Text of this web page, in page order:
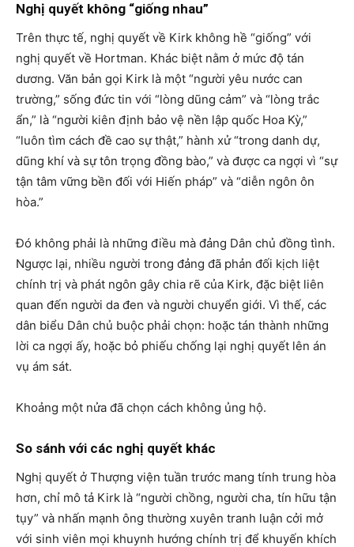
Nghị quyết không “giống nhau”
Trên thực tế, nghị quyết về Kirk không hề “giống” với
nghị quyết về Hortman. Khác biệt nằm ở mức độ tán
dương. Văn bản gọi Kirk là một “người yêu nước can
trường,” sống đức tin với “lòng dũng cảm” và “lòng trắc
ẩn,” là “người kiên định bảo vệ nền lập quốc Hoa Kỳ,”
“luôn tìm cách đề cao sự thật,” hành xử “trong danh dự,
dũng khí và sự tôn trọng đồng bào,” và được ca ngợi vì “sự
tận tâm vững bền đối với Hiến pháp” và “diễn ngôn ôn
hòa.”
Đó không phải là những điều mà đảng Dân chủ đồng tình.
Ngược lại, nhiều người trong đảng đã phản đối kịch liệt
chính trị và phát ngôn gây chia rẽ của Kirk, đặc biệt liên
quan đến người da đen và người chuyển giới. Vì thế, các
dân biểu Dân chủ buộc phải chọn: hoặc tán thành những
lời ca ngợi ấy, hoặc bỏ phiếu chống lại nghị quyết lên án
vụ ám sát.
Khoảng một nửa đã chọn cách không ủng hộ.
So sánh với các nghị quyết khác
Nghị quyết ở Thượng viện tuần trước mang tính trung hòa
hơn, chỉ mô tả Kirk là “người chồng, người cha, tín hữu tận
tụy” và nhấn mạnh ông thường xuyên tranh luận cởi mở
với sinh viên mọi khuynh hướng chính trị để khuyến khích